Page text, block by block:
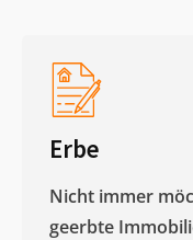
Erbe
Nicht immer
geerbte